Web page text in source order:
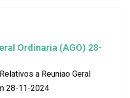
Ordinaria (AGO) 28-
a Reuniao Geral
28-11-2024